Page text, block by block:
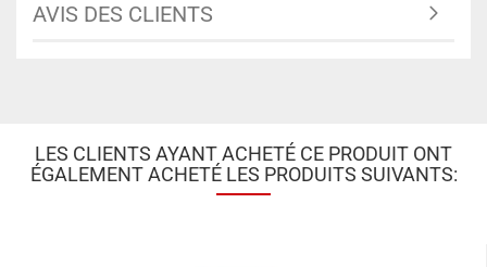
AVIS DES CLIENTS
LES CLIENTS AYANT ACHETÉ CE PRODUIT ONT
ÉGALEMENT ACHETÉ LES PRODUITS SUIVANTS: